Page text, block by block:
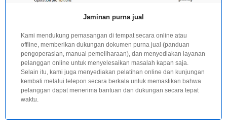
Jaminan purna jual
Kami mendukung pemasangan di tempat secara online atau
offline, memberikan dukungan dokumen purna jual (panduan
pengoperasian, manual pemeliharaan), dan menyediakan layanan
pelanggan online untuk menyelesaikan masalah kapan saja.
Selain itu, kami juga menyediakan pelatihan online dan kunjungan
kembali melalui telepon secara berkala untuk memastikan bahwa
pelanggan dapat menerima bantuan dan dukungan secara tepat
waktu.